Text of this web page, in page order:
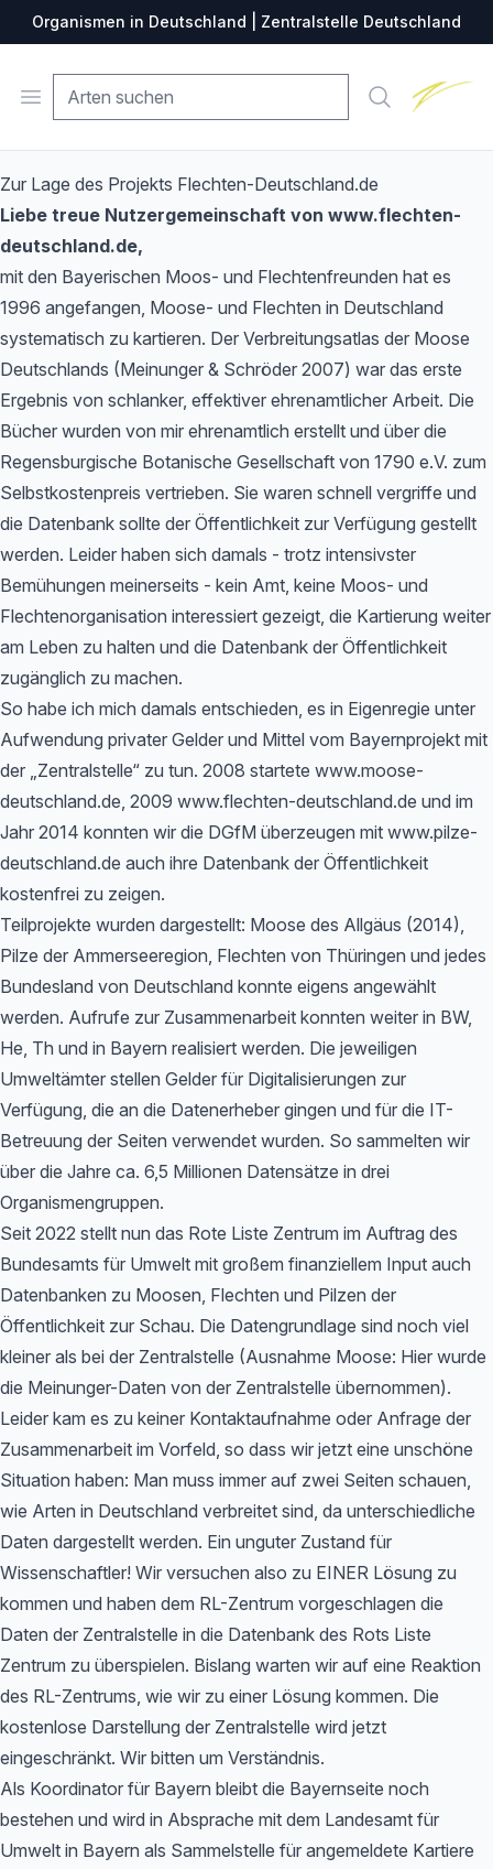
Organismen in Deutschland | Zentralstelle Deutschland
Open menu Suche
Zur Lage des Projekts Flechten-Deutschland.de
Liebe treue Nutzergemeinschaft von www.flechten-
deutschland.de,
mit den Bayerischen Moos- und Flechtenfreunden hat es
1996 angefangen, Moose- und Flechten in Deutschland
systematisch zu kartieren. Der Verbreitungsatlas der Moose
Deutschlands (Meinunger & Schröder 2007) war das erste
Ergebnis von schlanker, effektiver ehrenamtlicher Arbeit. Die
Bücher wurden von mir ehrenamtlich erstellt und über die
Regensburgische Botanische Gesellschaft von 1790 e.V. zum
Selbstkostenpreis vertrieben. Sie waren schnell vergriffe und
die Datenbank sollte der Öffentlichkeit zur Verfügung gestellt
werden. Leider haben sich damals - trotz intensivster
Bemühungen meinerseits - kein Amt, keine Moos- und
Flechtenorganisation interessiert gezeigt, die Kartierung weiter
am Leben zu halten und die Datenbank der Öffentlichkeit
zugänglich zu machen.
So habe ich mich damals entschieden, es in Eigenregie unter
Aufwendung privater Gelder und Mittel vom Bayernprojekt mit
der „Zentralstelle“ zu tun. 2008 startete www.moose-
deutschland.de, 2009 www.flechten-deutschland.de und im
Jahr 2014 konnten wir die DGfM überzeugen mit www.pilze-
deutschland.de auch ihre Datenbank der Öffentlichkeit
kostenfrei zu zeigen.
Teilprojekte wurden dargestellt: Moose des Allgäus (2014),
Pilze der Ammerseeregion, Flechten von Thüringen und jedes
Bundesland von Deutschland konnte eigens angewählt
werden. Aufrufe zur Zusammenarbeit konnten weiter in BW,
He, Th und in Bayern realisiert werden. Die jeweiligen
Umweltämter stellen Gelder für Digitalisierungen zur
Verfügung, die an die Datenerheber gingen und für die IT-
Betreuung der Seiten verwendet wurden. So sammelten wir
über die Jahre ca. 6,5 Millionen Datensätze in drei
Organismengruppen.
Seit 2022 stellt nun das Rote Liste Zentrum im Auftrag des
Bundesamts für Umwelt mit großem finanziellem Input auch
Datenbanken zu Moosen, Flechten und Pilzen der
Öffentlichkeit zur Schau. Die Datengrundlage sind noch viel
kleiner als bei der Zentralstelle (Ausnahme Moose: Hier wurde
die Meinunger-Daten von der Zentralstelle übernommen).
Leider kam es zu keiner Kontaktaufnahme oder Anfrage der
Zusammenarbeit im Vorfeld, so dass wir jetzt eine unschöne
Situation haben: Man muss immer auf zwei Seiten schauen,
wie Arten in Deutschland verbreitet sind, da unterschiedliche
Daten dargestellt werden. Ein unguter Zustand für
Wissenschaftler! Wir versuchen also zu EINER Lösung zu
kommen und haben dem RL-Zentrum vorgeschlagen die
Daten der Zentralstelle in die Datenbank des Rots Liste
Zentrum zu überspielen. Bislang warten wir auf eine Reaktion
des RL-Zentrums, wie wir zu einer Lösung kommen. Die
kostenlose Darstellung der Zentralstelle wird jetzt
eingeschränkt. Wir bitten um Verständnis.
Als Koordinator für Bayern bleibt die Bayernseite noch
bestehen und wird in Absprache mit dem Landesamt für
Umwelt in Bayern als Sammelstelle für angemeldete Kartiere